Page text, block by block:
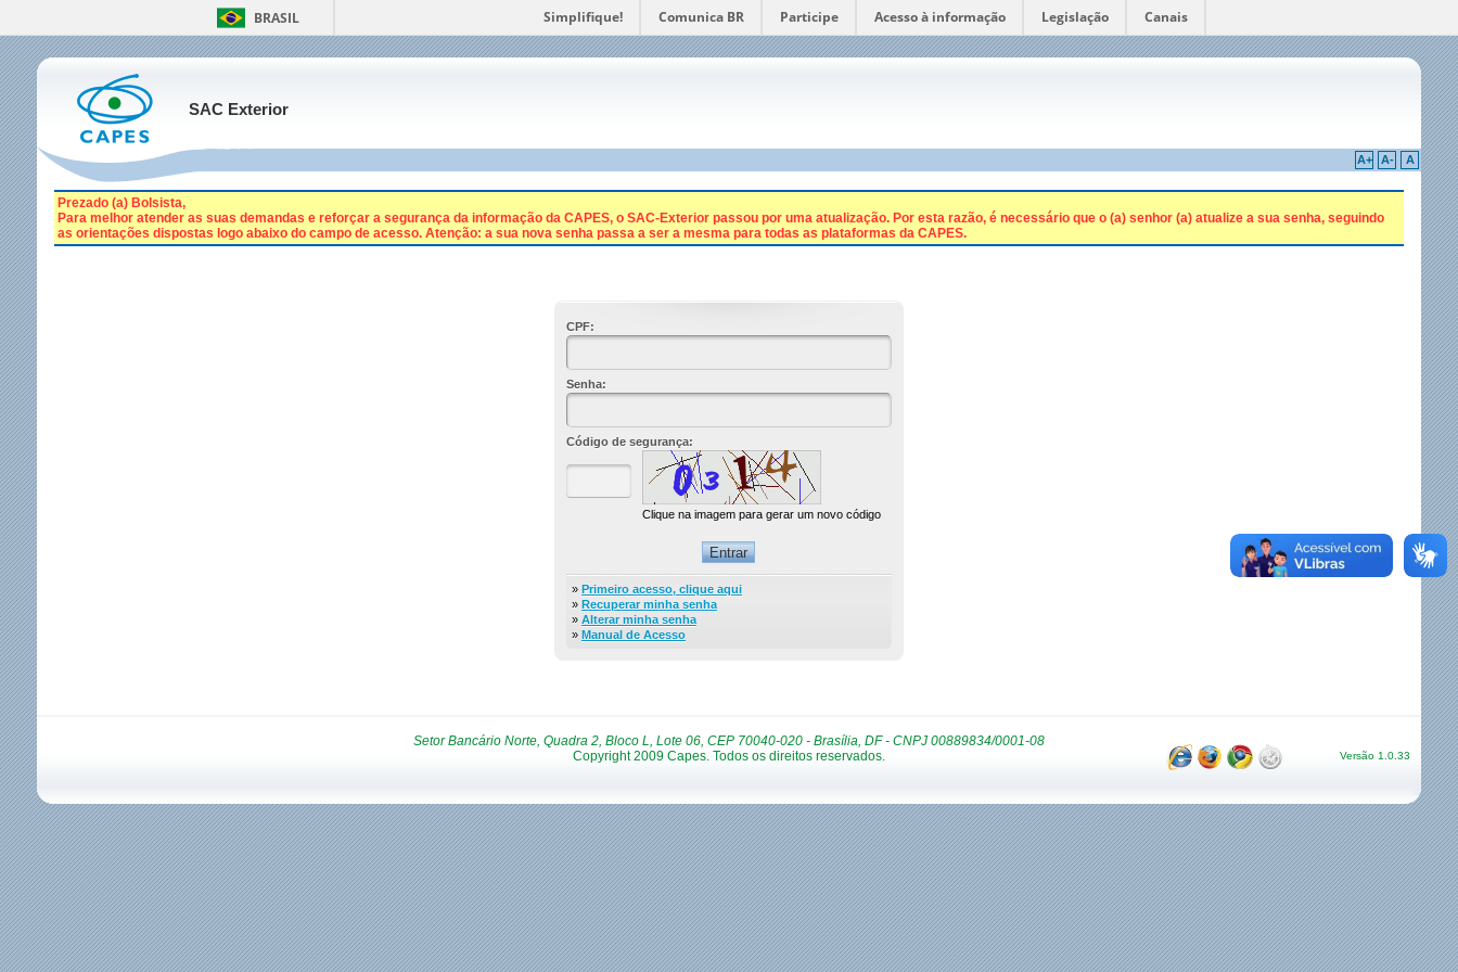
BRASIL Simplifique! Comunica BR Participe Acesso à informação Legislação Canais
SAC Exterior
A
A-
A+
Prezado (a) Bolsista,
Para melhor atender as suas demandas e reforçar a segurança da informação da CAPES, o SAC-Exterior passou por uma atualização. Por esta razão, é necessário que o (a) senhor (a) atualize a sua senha, seguindo
as orientações dispostas logo abaixo do campo de acesso. Atenção: a sua nova senha passa a ser a mesma para todas as plataformas da CAPES.
CPF:
Senha:
Código de segurança:
Clique na imagem para gerar um novo código
» Primeiro acesso, clique aqui
» Recuperar minha senha
» Alterar minha senha
» Manual de Acesso
Setor Bancário Norte, Quadra 2, Bloco L, Lote 06, CEP 70040-020 - Brasília, DF - CNPJ 00889834/0001-08
Copyright 2009 Capes. Todos os direitos reservados.
Internet Explorer
Mozilla Firefox
ChromeSafari Versão 1.0.33